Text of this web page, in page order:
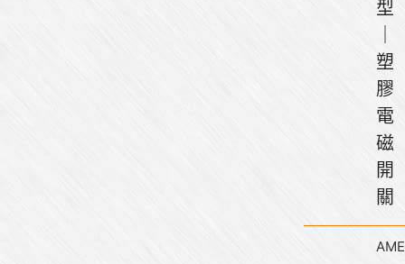
型
塑
膠
電
磁
開
關